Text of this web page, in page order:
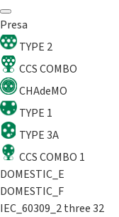
Presa
TYPE 2
CCS COMBO
CHAdeMO
TYPE 1
TYPE 3A
CCS COMBO 1
DOMESTIC_E
DOMESTIC_F
IEC_60309_2 three 32